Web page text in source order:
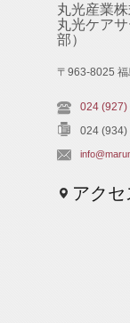
丸光産業
丸光ケア
部）
〒963-8025
024 (927)
024 (934)
アク